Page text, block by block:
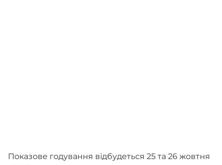
Показове годування відбудеться 25 та 26 жовтня